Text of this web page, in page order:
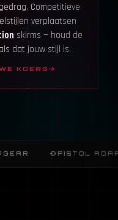
Competitieve
verplaatsen
skirms — houd de
dat jouw stijl is.
KOERS
GEAR PISTOL